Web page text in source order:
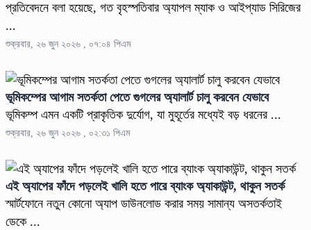
প্রতিবেদনে বলা হয়েছে, গত বৃহস্পতিবার অ্যাপল ম্যাক ও আইপ্যাড সিরিজের
...
শুক্রবার, ২৬ জুন ২০২৬ , ০৭:০৪ পিএম
ভূমিকম্পের আগাম সতর্কতা পেতে গুগলের অ্যালার্ট চালু করবেন যেভাবে
ভূমিকম্প এমন একটি প্রাকৃতিক দুর্যোগ, যা মুহূর্তের মধ্যেই বড় ধরনের ...
শুক্রবার, ২৬ জুন ২০২৬ , ০২:৩১ পিএম
এই অ্যাপের ফাঁদে পড়লেই খালি হতে পারে ব্যাংক অ্যাকাউন্ট, থাকুন সতর্ক
স্মার্টফোনে নতুন কোনো অ্যাপ ডাউনলোড করার সময় সামান্য অসতর্কতাই
ডেকে ...